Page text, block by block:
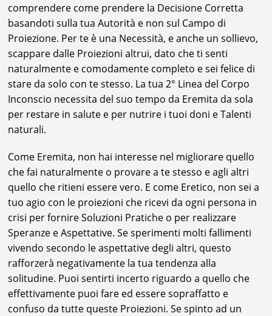
comprendere come prendere la Decisione Corretta
basandoti sulla tua Autorità e non sul Campo di
Proiezione. Per te è una Necessità, e anche un sollievo,
scappare dalle Proiezioni altrui, dato che ti senti
naturalmente e comodamente completo e sei felice di
stare da solo con te stesso. La tua 2° Linea del Corpo
Inconscio necessita del suo tempo da Eremita da sola
per restare in salute e per nutrire i tuoi doni e Talenti
naturali.
Come Eremita, non hai interesse nel migliorare quello
che fai naturalmente o provare a te stesso e agli altri
quello che ritieni essere vero. E come Eretico, non sei a
tuo agio con le proiezioni che ricevi da ogni persona in
crisi per fornire Soluzioni Pratiche o per realizzare
Speranze e Aspettative. Se sperimenti molti fallimenti
vivendo secondo le aspettative degli altri, questo
rafforzerà negativamente la tua tendenza alla
solitudine. Puoi sentirti incerto riguardo a quello che
effettivamente puoi fare ed essere sopraffatto e
confuso da tutte queste Proiezioni. Se spinto ad un